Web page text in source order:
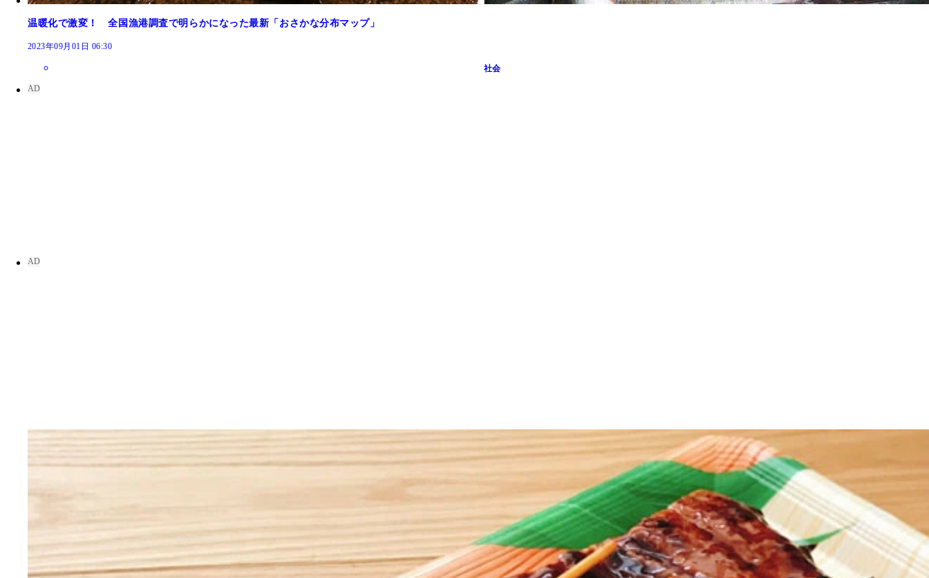
上が沖縄の初夏の名物スク（アイゴ類の稚魚）の塩漬け「スクガラス」、下が石垣島の漁業の主力イラブチャー（青いブダイ類の総称。写真はおそらくナンヨウブダイ）。ど
温暖化で激変！ 全国漁港調査で明らかになった最新「おさかな分布マップ」
2023年09月01日 06:30
社会